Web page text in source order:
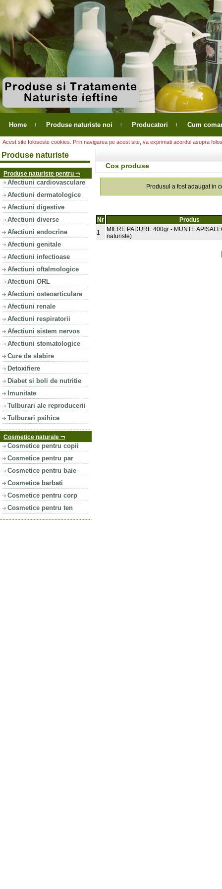
Home Produse naturiste noi Producatori Cum
Acest site foloseste cookies. Prin navigarea pe acest site, va exprimati acordul asupra
Produse naturiste
Produse naturiste pentru ¬
Afectiuni cardiovasculare
Afectiuni dermatologice
Afectiuni digestive
Afectiuni diverse
Afectiuni endocrine
Afectiuni genitale
Afectiuni infectioase
Afectiuni oftalmologice
Afectiuni ORL
Afectiuni osteoarticulare
Afectiuni renale
Afectiuni respiratorii
Afectiuni sistem nervos
Afectiuni stomatologice
Cure de slabire
Detoxifiere
Diabet si boli de nutritie
Imunitate
Tulburari ale reproducerii
Tulburari psihice
Cosmetice naturale ¬
Cosmetice pentru copii
Cosmetice pentru par
Cosmetice pentru baie
Cosmetice barbati
Cosmetice pentru corp
Cosmetice pentru ten
Cos produse
Produsul a fost adaugat in
Nr
Produs
1
MIERE PADURE 400gr - MUNTE
naturiste)